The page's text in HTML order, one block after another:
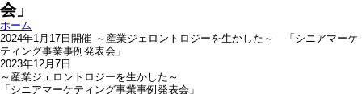
会」
ホーム
2024年1月17日開催 ～産業ジェロントロジーを生かした～ 「シニアマーケ
ティング事業事例発表会」
2023年12月7日
～産業ジェロントロジーを生かした～
「シニアマーケティング事業事例発表会」